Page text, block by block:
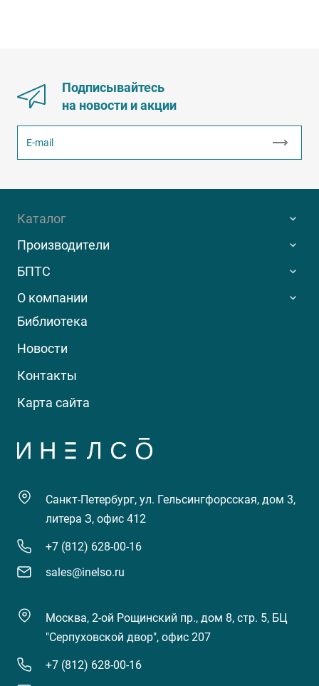
Подписывайтесь
на новости и акции
Каталог
Производители
БПТС
О компании
Библиотека
Новости
Контакты
Карта сайта
Санкт-Петербург, ул. Гельсингфорсская, дом 3,
литера З, офис 412
+7 (812) 628-00-16
sales@inelso.ru
Москва, 2-ой Рощинский пр., дом 8, стр. 5, БЦ
"Серпуховской двор", офис 207
+7 (812) 628-00-16